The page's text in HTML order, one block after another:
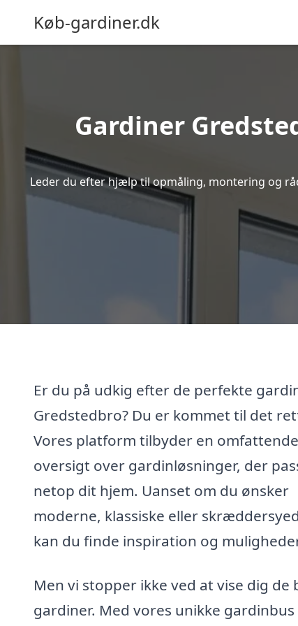
Køb-gardiner.dk
Gardiner
Leder du efter hjælp til opmåling, montering og
Er du på udkig efter de perfekte
Gredstedbro? Du er kommet til det
Vores platform tilbyder en omfattende
oversigt over gardinløsninger, der
netop dit hjem. Uanset om du ønsker
moderne, klassiske eller
kan du finde inspiration og
Men vi stopper ikke ved at vise dig de
gardiner. Med vores unikke gardinbus